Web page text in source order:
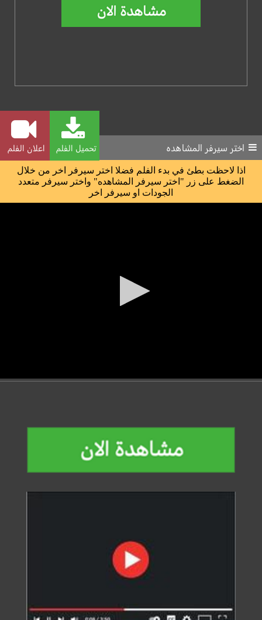
تحميل الفلم اعلان الفلم اختر سيرفر المشاهده
اذا لاحظت بطئ في بدء الفلم فضلا اختر سيرفر اخر من خلال
الضغط على زر "اختر سيرفر المشاهده" واختر سيرفر متعدد
الجودات او سيرفر اخر